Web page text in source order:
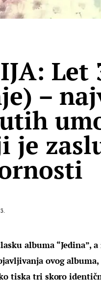
Let
–
je
albuma “Jedina”,
ovog
tiska tri skoro